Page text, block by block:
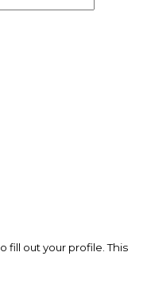
fill out your profile. This